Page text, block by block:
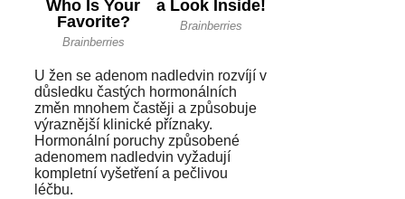
U žen se adenom nadledvin rozvíjí v
důsledku častých hormonálních
změn mnohem častěji a způsobuje
výraznější klinické příznaky.
Hormonální poruchy způsobené
adenomem nadledvin vyžadují
kompletní vyšetření a pečlivou
léčbu.